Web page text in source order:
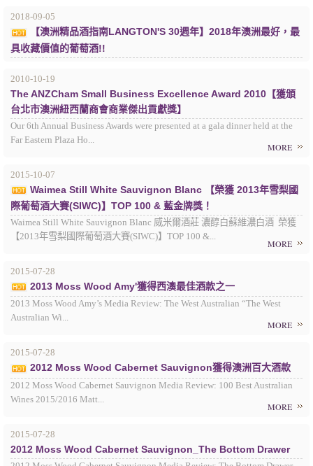
2018-09-05
【澳洲精品酒指南LANGTON'S 30週年】2018年澳洲最好，最
具收藏價值的葡萄酒!!
2010-10-19
The ANZCham Small Business Excellence Award 2010【獲頒
台北市澳洲紐西蘭商會商業傑出貢獻獎】
Our 6th Annual Business Awards were presented at a gala dinner held at the
Far Eastern Plaza Ho...
MORE
2015-10-07
Waimea Still White Sauvignon Blanc 【榮獲 2013年雪梨國
際葡萄酒大賽(SIWC)】TOP 100 & 藍金牌獎！
Waimea Still White Sauvignon Blanc 威米爾酒莊 濃醇白蘇維濃白酒 榮獲
【2013年雪梨國際葡萄酒大賽(SIWC)】TOP 100 &...
MORE
2015-07-28
2013 Moss Wood Amy'獲得西澳最佳酒款之一
2013 Moss Wood Amy’s Media Review: The West Australian “The West
Australian Wi...
MORE
2015-07-28
2012 Moss Wood Cabernet Sauvignon獲得澳洲百大酒款
2012 Moss Wood Cabernet Sauvignon Media Review: 100 Best Australian
Wines 2015/2016 Matt...
MORE
2015-07-28
2012 Moss Wood Cabernet Sauvignon_The Bottom Drawer